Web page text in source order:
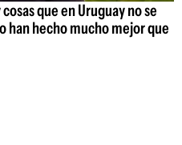
que en Uruguay no se
han hecho mucho mejor que